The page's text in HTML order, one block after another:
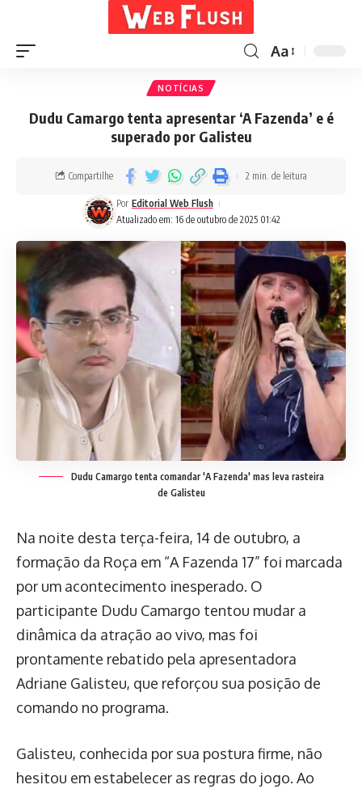
Aa
NOTÍCIAS
Dudu Camargo tenta apresentar ‘A Fazenda’ e é
superado por Galisteu
Atualizado em: 16 de outubro de 2025 01:42
Por Editorial Web Flush
Compartilhe 2 min. de leitura
Dudu Camargo tenta comandar 'A Fazenda' mas leva rasteira
de Galisteu
Na noite desta terça-feira, 14 de outubro, a
formação da Roça em “A Fazenda 17” foi marcada
por um acontecimento inesperado. O
participante Dudu Camargo tentou mudar a
dinâmica da atração ao vivo, mas foi
prontamente rebatido pela apresentadora
Adriane Galisteu, que reforçou sua posição de
comando no programa.
Galisteu, conhecida por sua postura firme, não
hesitou em estabelecer as regras do jogo. Ao